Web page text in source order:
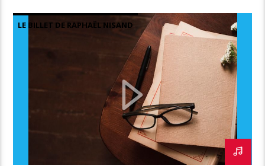
LE BILLET DE RAPHAËL NISAND